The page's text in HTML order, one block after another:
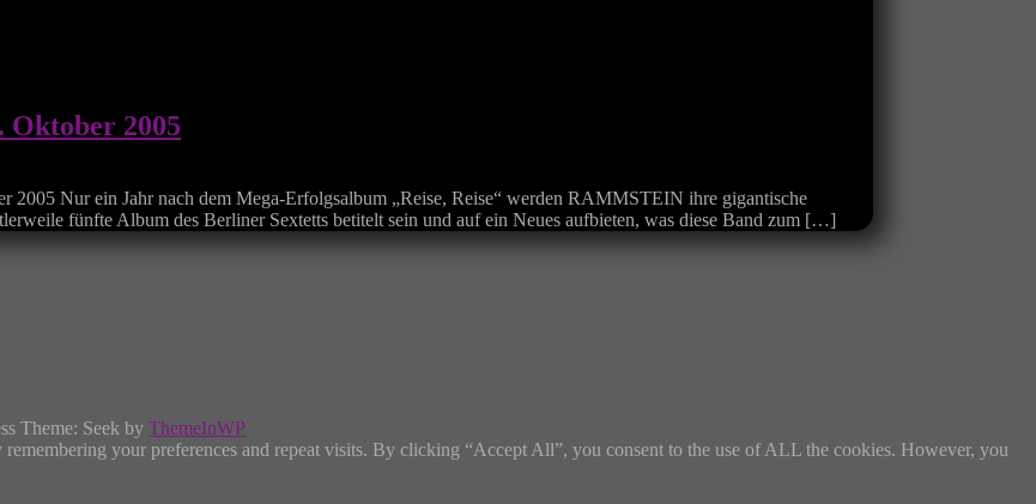
Oktober 2005
Nur ein Jahr nach dem Mega-Erfolgsalbum „Reise, Reise“ werden RAMMSTEIN ihre gigantische
fünfte Album des Berliner Sextetts betitelt sein und auf ein Neues aufbieten, was diese Band zum […]
Theme: Seek by ThemeInWP
your preferences and repeat visits. By clicking “Accept All”, you consent to the use of ALL the cookies. However, you